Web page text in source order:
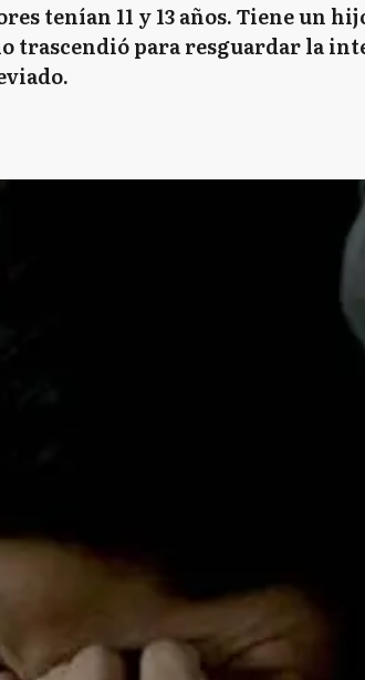
tenían 11 y 13 años. Tiene un
trascendió para resguardar la